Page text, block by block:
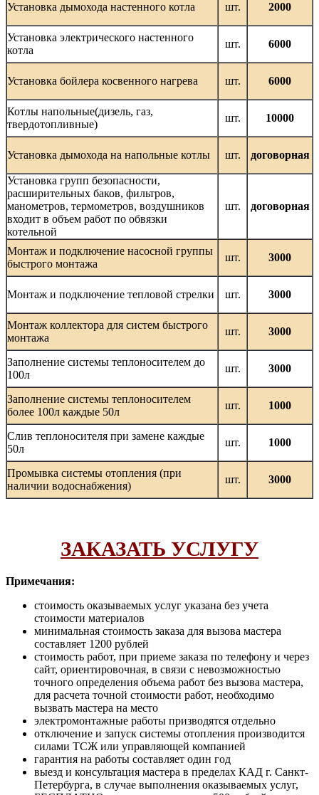
Установка дымохода настенного котла шт. 2000
Установка электрического настенного
котла
шт. 6000
Установка бойлера косвенного нагрева шт. 6000
Котлы напольные(дизель, газ,
твердотопливные)
шт. 10000
Установка дымохода на напольные котлы шт. договорная
Установка групп безопасности,
расширительных баков, фильтров,
манометров, термометров, воздушников
входит в объем работ по обвязки
котельной
шт. договорная
Монтаж и подключение насосной группы
быстрого монтажа
шт. 3000
Монтаж и подключение тепловой стрелки шт. 3000
Монтаж коллектора для систем быстрого
монтажа
шт. 3000
Заполнение системы теплоносителем до
100л
шт. 3000
Заполнение системы теплоносителем
более 100л каждые 50л
шт. 1000
Слив теплоносителя при замене каждые
50л
шт. 1000
Промывка системы отопления (при
наличии водоснабжения)
шт. 3000
ЗАКАЗАТЬ УСЛУГУ
Примечания:
стоимость оказываемых услуг указана без учета
стоимости материалов
минимальная стоимость заказа для вызова мастера
составляет 1200 рублей
стоимость работ, при приеме заказа по телефону и через
сайт, ориентировочная, в связи с невозможностью
точного определения объема работ без вызова мастера,
для расчета точной стоимости работ, необходимо
вызвать мастера на место
электромонтажные работы призводятся отдельно
отключение и запуск системы отопления производится
силами ТСЖ или управляющей компанией
гарантия на работы составляет один год
выезд и консультация мастера в пределах КАД г. Санкт-
Петербурга, в случае выполнения оказываемых услуг,